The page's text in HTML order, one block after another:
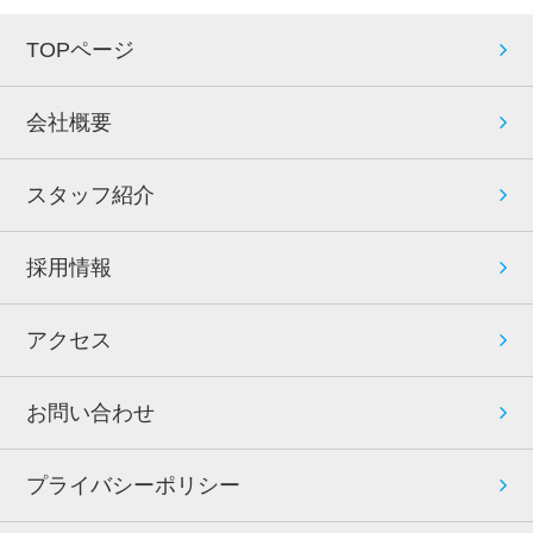
TOPページ
会社概要
スタッフ紹介
採用情報
アクセス
お問い合わせ
プライバシーポリシー